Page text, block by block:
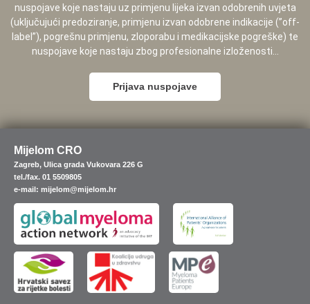
nuspojave koje nastaju uz primjenu lijeka izvan odobrenih uvjeta
(uključujući predoziranje, primjenu izvan odobrene indikacije (”off-
label”), pogrešnu primjenu, zloporabu i medikacijske pogreške) te
nuspojave koje nastaju zbog profesionalne izloženosti...
Prijava nuspojave
Mijelom CRO
Zagreb, Ulica grada Vukovara 226 G
tel./fax. 01 5509805
e-mail: mijelom@mijelom.hr